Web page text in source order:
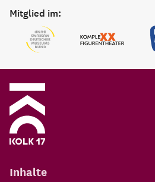
Mitglied im:
Inhalte